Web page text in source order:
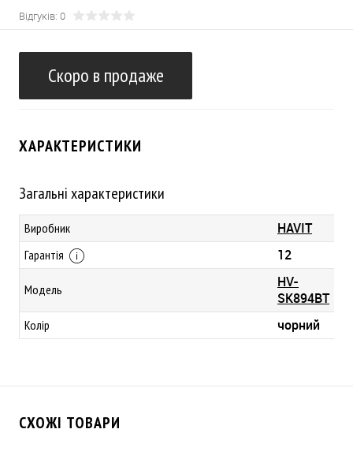
Відгуків: 0
Скоро в продаже
ХАРАКТЕРИСТИКИ
Загальні характеристики
Виробник HAVIT
Гарантія 12
Модель
HV-
SK894BT
Колір чорний
СХОЖІ ТОВАРИ